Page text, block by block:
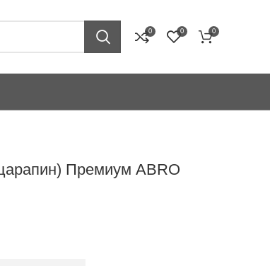
0 0 0
Премиум ABRO